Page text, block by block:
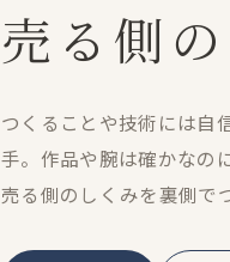
売る側
つくることや技術には自
手。作品や腕は確かなの
売る側のしくみを裏側で